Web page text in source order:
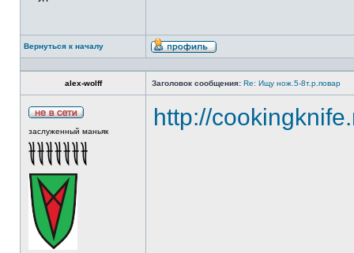
Вернуться к началу
alex-wolff Заголовок сообщения: Re: Ищу нож.5-8т.р.повар
заслуженный маньяк
http://